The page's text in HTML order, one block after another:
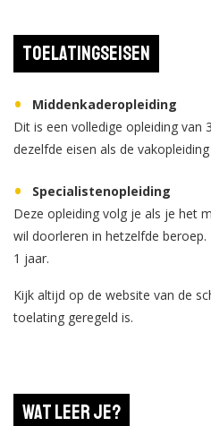
Toelatingseisen
Middenkaderopleiding
Dit is een volledige opleiding van
dezelfde eisen als de
Specialistenopleiding
Deze opleiding volg je als je het
wil doorleren in hetzelfde
1 jaar.
Kijk altijd op de website van de
toelating geregeld is.
Wat leer je?